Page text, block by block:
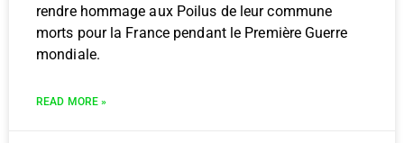
rendre hommage aux Poilus de leur commune
morts pour la France pendant le Première Guerre
mondiale.
READ MORE »